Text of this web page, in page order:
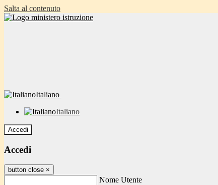
Salta al contenuto
Italiano
Italiano
Accedi
Accedi
button close ×
Nome Utente